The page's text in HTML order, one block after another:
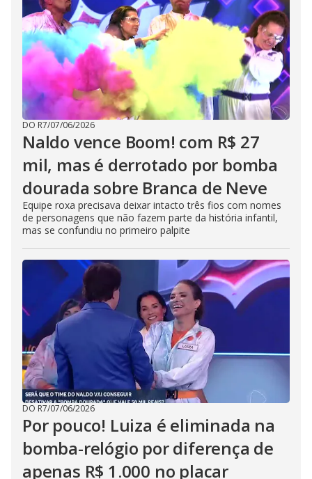
DO R7/07/06/2026
Naldo vence Boom! com R$ 27
mil, mas é derrotado por bomba
dourada sobre Branca de Neve
Equipe roxa precisava deixar intacto três fios com nomes
de personagens que não fazem parte da história infantil,
mas se confundiu no primeiro palpite
DO R7/07/06/2026
Por pouco! Luiza é eliminada na
bomba-relógio por diferença de
apenas R$ 1.000 no placar